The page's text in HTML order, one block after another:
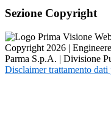
Sezione Copyright
Copyright 2026 |
Parma S.p.A. | Divisione
Disclaimer trattamento dati